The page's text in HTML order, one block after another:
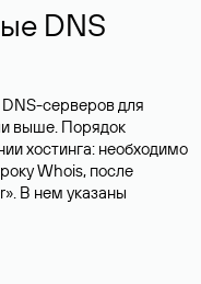
DNS
серверов для
выше. Порядок
хостинга: необходимо
Whois, после
В нем указаны